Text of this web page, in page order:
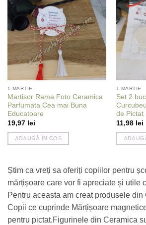
Add to
wishlist
1 MARTIE
Martisor Rama Foto Ceramica
Parfumata Cea mai Buna
Educatoare
19,97 lei
ADAUGĂ ÎN COȘ
1 MARTIE
Set 2
de Pictat
11,98 lei
Știm ca vreți sa oferiți copiilor pentru
mărțișoare care vor fi apreciate și utile
Pentru aceasta am creat produsele
Copii ce cuprinde Mărțișoare
pentru pictat.Figurinele din Ceramica